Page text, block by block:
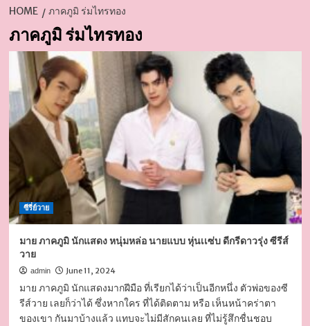
HOME ภาคภูมิ ร่มไทรทอง
ภาคภูมิ ร่มไทรทอง
ซีรี่ย์วาย
มาย ภาคภูมิ นักแสดง หนุ่มหล่อ นายแบบ หุ่นเเซ่บ ดีกรีดาวรุ่ง ซีรีส์
วาย
admin June 11, 2024
มาย ภาคภูมิ นักแสดงมากฝีมือ ที่เรียกได้ว่าเป็นอีกหนึ่ง ตัวพ่อของซี
รีส์วาย เลยก็ว่าได้ ซึ่งหากใคร ที่ได้ติดตาม หรือ เห็นหน้าคร่าตา
ของเขา กันมาบ้างแล้ว แทบจะไม่มีสักคนเลย ที่ไม่รู้สึกชื่นชอบ